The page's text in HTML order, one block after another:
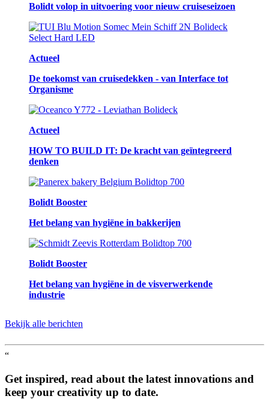
Bolidt volop in uitvoering voor nieuw cruiseseizoen
Actueel
De toekomst van cruisedekken - van Interface tot
Organisme
Actueel
HOW TO BUILD IT: De kracht van geïntegreerd
denken
Bolidt Booster
Het belang van hygiëne in bakkerijen
Bolidt Booster
Het belang van hygiëne in de visverwerkende
industrie
Bekijk alle berichten
“
Get inspired, read about the latest innovations and
keep your creativity up to date.